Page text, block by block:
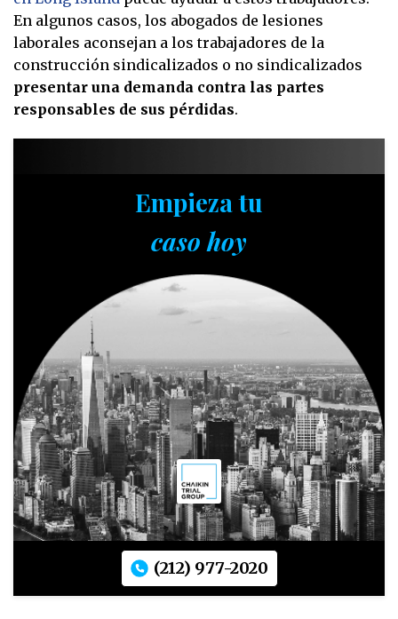
En algunos casos, los abogados de lesiones
laborales aconsejan a los trabajadores de la
construcción sindicalizados o no sindicalizados
presentar una demanda contra las partes
responsables de sus pérdidas.
Empieza tu
caso hoy
(212) 977-2020